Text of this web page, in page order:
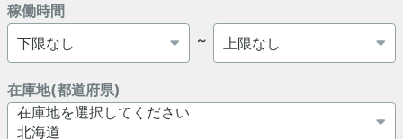
稼働時間
～
在庫地(都道府県)